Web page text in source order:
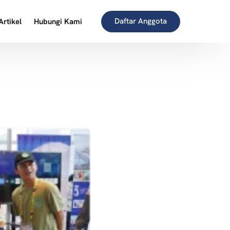
Hubungi Kami Daftar Anggota